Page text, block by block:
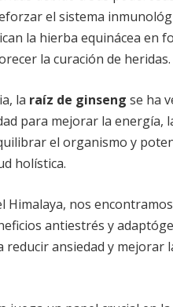
el sistema
la hierba equinácea en
la curación de heridas.
la raíz de ginseng se ha
para mejorar la energía,
el organismo y
holística.
Himalaya, nos
antiestrés y
reducir ansiedad y mejorar